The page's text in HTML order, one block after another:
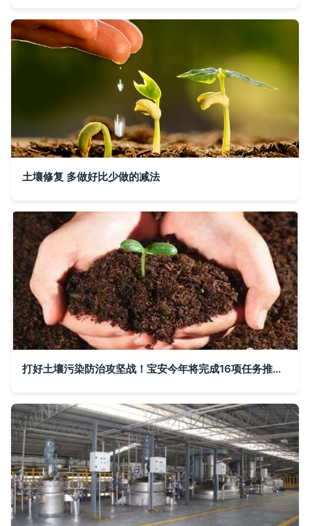
土壤修复 多做好比少做的减法
打好土壤污染防治攻坚战！宝安今年将完成16项任务推动土壤修复